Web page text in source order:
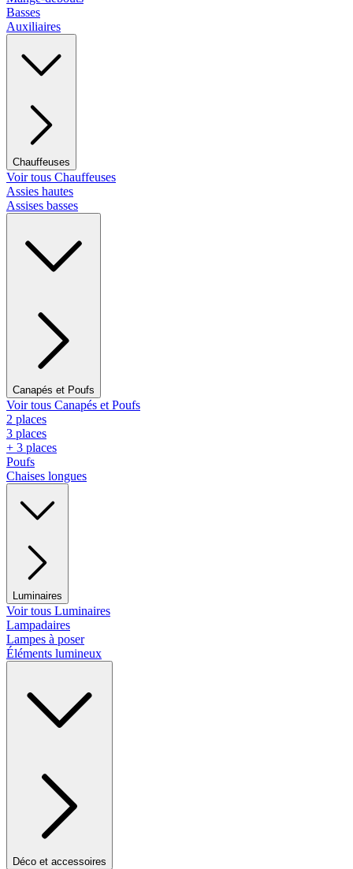
Basses
Auxiliaires
Chauffeuses
Voir tous Chauffeuses
Assies hautes
Assises basses
Canapés et Poufs
Voir tous Canapés et Poufs
2 places
3 places
+ 3 places
Poufs
Chaises longues
Luminaires
Voir tous Luminaires
Lampadaires
Lampes à poser
Éléments lumineux
Déco et accessoires